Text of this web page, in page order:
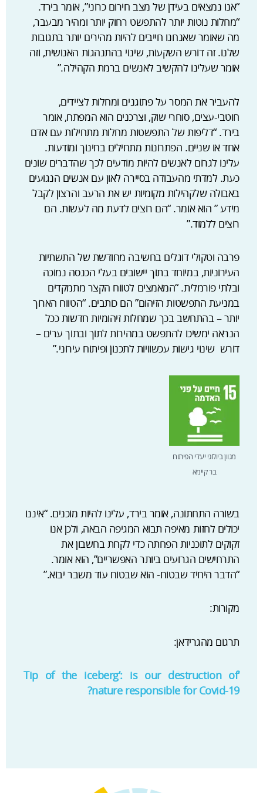
“אנו נמצאים בעידן של מצב חירום כרוני”, אומר בירד.
“מחלות נוטות יותר להתפשט רחוק יותר ומהיר מבעבר,
מה שאומר שאנחנו חייבים להיות מהירים יותר בתגובות
שלנו. זה דורש השקעות, שינוי בהתנהגות האנושית, וזה
אומר שעלינו להקשיב לאנשים ברמת הקהילה.”
להעביר את המסר על פתוגנים ומחלות לציידים,
חוטבי-עצים, סוחרי שוק, וצרכנים הוא המפתח, אומר
בירד. “דליפות של התפשטות מחלות מתחילות עם אדם
אחד או שניים. הפתרונות מתחילים בחינוך ומודעות.
עלינו לגרום לאנשים להיות מודעים לכך שהדברים שונים
כעת. למדתי מהעבודה בסיירה לאון עם אנשים הנגועים
באבולה שלקהילות מקומיות יש את הרעב והרצון לקבל
מידע ” הוא אומר. “הם רוצים לדעת מה לעשות. הם
רוצים ללמוד.”
פרבה וטקולי דוגלים בחשיבה מחודשת של התשתיות
העירוניות, במיוחד בתוך יישובים בעלי הכנסה נמוכה
ובלתי פורמלית. “המאמצים לטווח הקצר מתמקדים
במניעת התפשטות הזיהום” הם כותבים. “הטווח הארוך
יותר – בהתחשב בכך שמחלות זיהומיות חדשות ככל
הנראה ימשיכו להתפשט במהירות לתוך ובתוך ערים –
דורש שינוי גישות עכשוויות לתכנון ופיתוח עירוני.”
מגוון ביולוגי יעדי הפיתוח
בר קיימא
בשורה התחתונה, אומר בירד, עלינו להיות מוכנים. “איננו
יכולים לחזות מאיפה תבוא המגיפה הבאה, ולכן אנו
זקוקים לתוכניות הפחתה כדי לקחת בחשבון את
התרחישים הגרועים ביותר האפשריים”, הוא אומר.
“הדבר היחיד שבטוח- הוא שבטוח עוד משבר יבוא.”
מקורות:
תרגום מהגרידאן:
‘Tip of the iceberg’: is our destruction of
nature responsible for Covid-19?